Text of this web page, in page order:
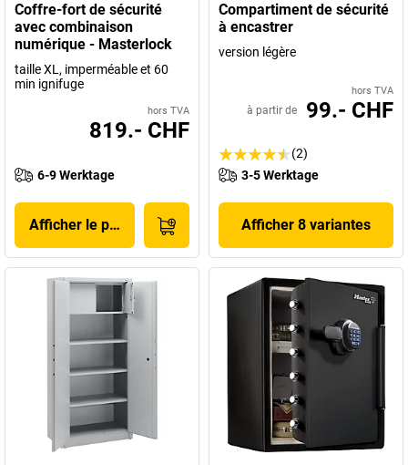
Coffre-fort de sécurité
avec combinaison
numérique - Masterlock
taille XL, imperméable et 60
min ignifuge
hors TVA
819.- CHF
6-9 Werktage
Afficher le produit
Compartiment de sécurité
à encastrer
version légère
hors TVA
à partir de 99.- CHF
(2)
3-5 Werktage
Afficher 8 variantes